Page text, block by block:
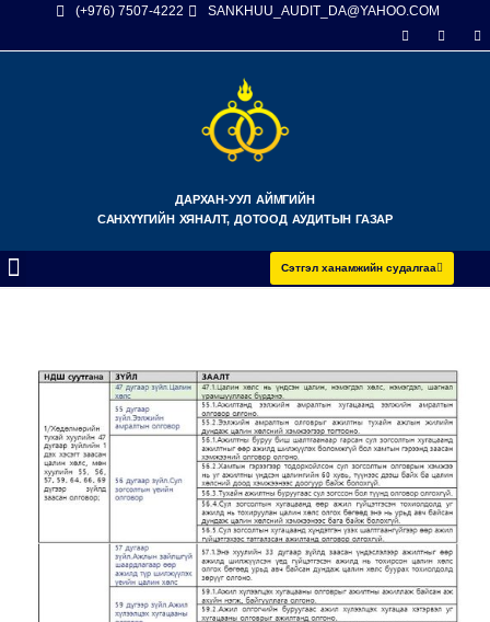
(+976) 7507-4222 SANKHUU_AUDIT_DA@YAHOO.COM
ДАРХАН-УУЛ АЙМГИЙН
САНХҮҮГИЙН ХЯНАЛТ, ДОТООД АУДИТЫН ГАЗАР
Сэтгэл ханамжийн судалгаа